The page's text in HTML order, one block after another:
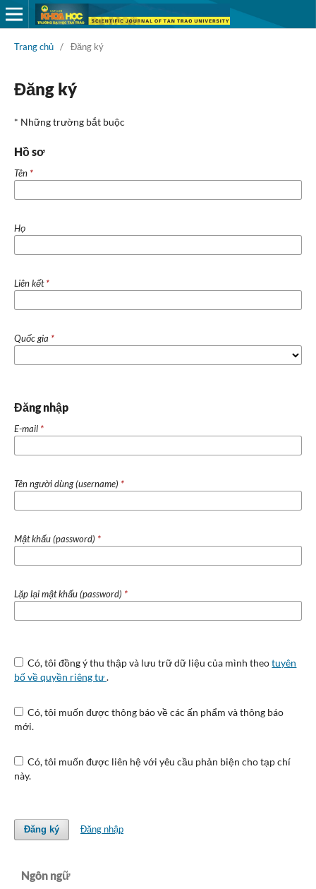
Trang chủ / Đăng ký
Đăng ký
* Những trường bắt buộc
Hồ sơ
Tên *
Họ
Liên kết*
Quốc gia *
Đăng nhập
E-mail *
Tên người dùng (username) *
Mật khấu (password) *
Lặp lại mật khẩu (password) *
Có, tôi đồng ý thu thập và lưu trữ dữ liệu của mình theotuyên
bố về quyền riêng tư.
Có, tôi muốn được thông báo về các ấn phẩm và thông báo
mới.
Có, tôi muốn được liên hệ với yêu cầu phản biện cho tạp chí
này.
Đăng ký Đăng nhập
Ngôn ngữ